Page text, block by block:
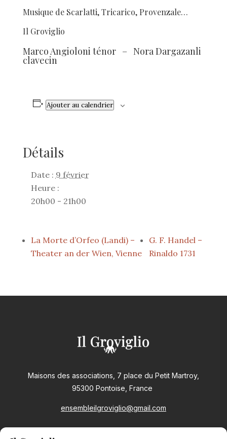
Musique de Scarlatti, Tricarico, Provenzale…
Il Groviglio
Marco Angioloni ténor – Nora Dargazanli
clavecin
Ajouter au calendrier
Détails
Date : 9 février
Heure :
20h00 - 21h00
La Morte d’Orfeo (Landi) –
Theater an der Wien, Vienne
G. F. Handel –
Rinaldo 1731
Maisons des associations, 7 place du Petit Martroy,
95300 Pontoise, France
ensembleilgroviglio@gmail.com